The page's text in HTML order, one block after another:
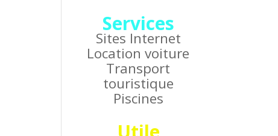
Services
Sites Internet
Location voiture
Transport
touristique
Piscines